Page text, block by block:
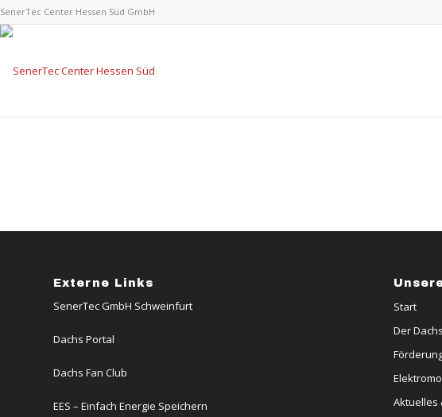
SenerTec Center Hessen Süd GmbH
Externe Links
SenerTec GmbH Schweinfurt
Dachs Portal
Dachs Fan Club
EES – Einfach Energie Speichern
Start
Der Dachs
Aktuelles